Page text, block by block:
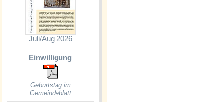
Juli/Aug 2026
Einwilligung
Geburtstag im
Gemeindeblatt